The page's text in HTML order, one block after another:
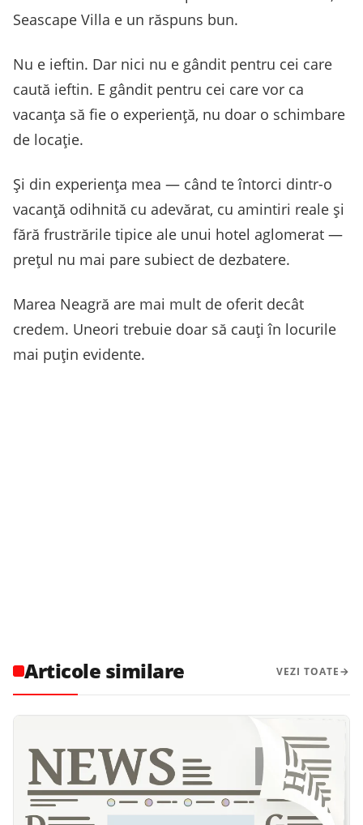
Seascape Villa e un răspuns bun.
Nu e ieftin. Dar nici nu e gândit pentru cei care
caută ieftin. E gândit pentru cei care vor ca
vacanța să fie o experiență, nu doar o schimbare
de locație.
Și din experiența mea — când te întorci dintr-o
vacanță odihnită cu adevărat, cu amintiri reale și
fără frustrările tipice ale unui hotel aglomerat —
prețul nu mai pare subiect de dezbatere.
Marea Neagră are mai mult de oferit decât
credem. Uneori trebuie doar să cauți în locurile
mai puțin evidente.
Articole similare VEZI TOATE